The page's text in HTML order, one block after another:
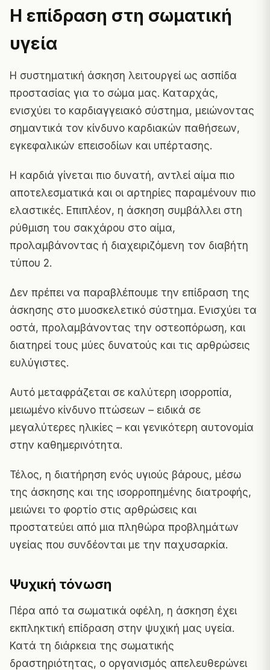
Η επίδραση στη σωματική
υγεία
Η συστηματική άσκηση λειτουργεί ως ασπίδα
προστασίας για το σώμα μας. Καταρχάς,
ενισχύει το καρδιαγγειακό σύστημα, μειώνοντας
σημαντικά τον κίνδυνο καρδιακών παθήσεων,
εγκεφαλικών επεισοδίων και υπέρτασης.
Η καρδιά γίνεται πιο δυνατή, αντλεί αίμα πιο
αποτελεσματικά και οι αρτηρίες παραμένουν πιο
ελαστικές. Επιπλέον, η άσκηση συμβάλλει στη
ρύθμιση του σακχάρου στο αίμα,
προλαμβάνοντας ή διαχειριζόμενη τον διαβήτη
τύπου 2.
Δεν πρέπει να παραβλέπουμε την επίδραση της
άσκησης στο μυοσκελετικό σύστημα. Ενισχύει τα
οστά, προλαμβάνοντας την οστεοπόρωση, και
διατηρεί τους μύες δυνατούς και τις αρθρώσεις
ευλύγιστες.
Αυτό μεταφράζεται σε καλύτερη ισορροπία,
μειωμένο κίνδυνο πτώσεων – ειδικά σε
μεγαλύτερες ηλικίες – και γενικότερη αυτονομία
στην καθημερινότητα.
Τέλος, η διατήρηση ενός υγιούς βάρους, μέσω
της άσκησης και της ισορροπημένης διατροφής,
μειώνει το φορτίο στις αρθρώσεις και
προστατεύει από μια πληθώρα προβλημάτων
υγείας που συνδέονται με την παχυσαρκία.
Ψυχική τόνωση
Πέρα από τα σωματικά οφέλη, η άσκηση έχει
εκπληκτική επίδραση στην ψυχική μας υγεία.
Κατά τη διάρκεια της σωματικής
δραστηριότητας, ο οργανισμός απελευθερώνει